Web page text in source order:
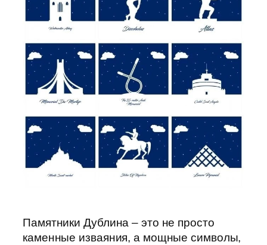
Памятники Дублина – это не просто
каменные изваяния, а мощные символы,